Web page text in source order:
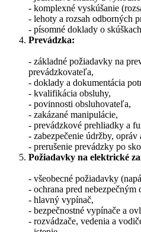
- komplexné vyskúšanie
- lehoty a rozsah odborných
- písomné doklady o
Prevádzka:
- základné požiadavky na
prevádzkovateľa,
- doklady a dokumentácia
- kvalifikácia obsluhy,
- povinnosti obsluhovateľa,
- zakázané manipulácie,
- prevádzkové prehliadky a
- zabezpečenie údržby,
- prerušenie prevádzky po
Požiadavky na elektrické
- všeobecné požiadavky
- ochrana pred
- hlavný vypínač,
- bezpečnostné vypínače a
- rozvádzače, vedenia a